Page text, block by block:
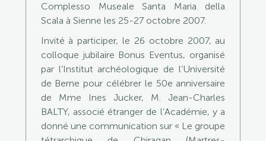
Complesso Museale Santa Maria della
Scala à Sienne les 25-27 octobre 2007.
Invité à participer, le 26 octobre 2007, au
colloque jubilaire Bonus Eventus, organisé
par l’Institut archéologique de l’Université
de Berne pour célébrer le 50e anniversaire
de Mme Ines Jucker, M. Jean-Charles
BALTY, associé étranger de l’Académie, y a
donné une communication sur « Le groupe